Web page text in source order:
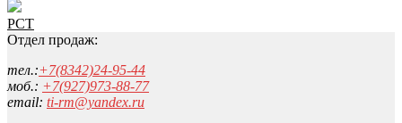
РСТ
Отдел продаж:
тел.:+7(8342)24-95-44
моб.: +7(927)973-88-77
email: ti-rm@yandex.ru